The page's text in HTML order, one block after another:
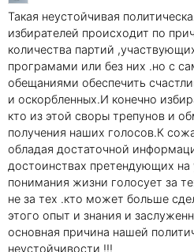
Такая неустойчивая
избирателей происходит по
количества партий
програмами или без них .но с
обещаниями обеспечить
и оскорбленных.И конечно
кто из этой своры трепунов и
получения наших голосов.К
обладая достаточной
достоинствах претендующих на
понимания жизни голосует за
не за тех .кто может больше
этого опыт и знания и
основная причина нашей
неустойчивости !!!